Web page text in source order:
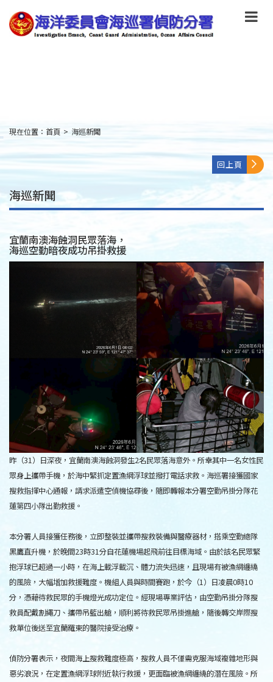
到
主
要
:::
現在位置： 首頁 > 海巡新聞
回上頁
海巡新聞
宜蘭南澳海蝕洞民眾落海，
海巡空勤暗夜成功吊掛救援
昨（31）日深夜，宜蘭南澳海蝕洞發生2名民眾落海意外。所幸其中一名女性民
眾身上攜帶手機，於海中緊抓定置漁網浮球並撥打電話求救。海巡署接獲國家
搜救指揮中心通報，請求派遣空偵機協尋後，隨即轉報本分署空勤吊掛分隊花
蓮第四小隊出勤救援。
本分署人員接獲任務後，立即整裝並攜帶搜救裝備與醫療器材，搭乘空勤總隊
黑鷹直升機，於晚間23時31分自花蓮機場起飛前往目標海域。由於該名民眾緊
抱浮球已超過一小時，在海上載浮載沉、體力流失迅速，且現場有被漁網纏繞
的風險，大幅增加救援難度。機組人員與時間賽跑，於今（1）日凌晨0時10
分，憑藉待救民眾的手機燈光成功定位。經現場專業評估，由空勤吊掛分隊搜
救員配戴割繩刀、攜帶吊籃出艙，順利將待救民眾吊掛進艙，隨後轉交岸際搜
救單位後送至宜蘭羅東的醫院接受治療。
偵防分署表示，夜間海上搜救難度極高，搜救人員不僅需克服海域複雜地形與
惡劣浪況，在定置漁網浮球附近執行救援，更面臨被漁網纏繞的潛在風險。所